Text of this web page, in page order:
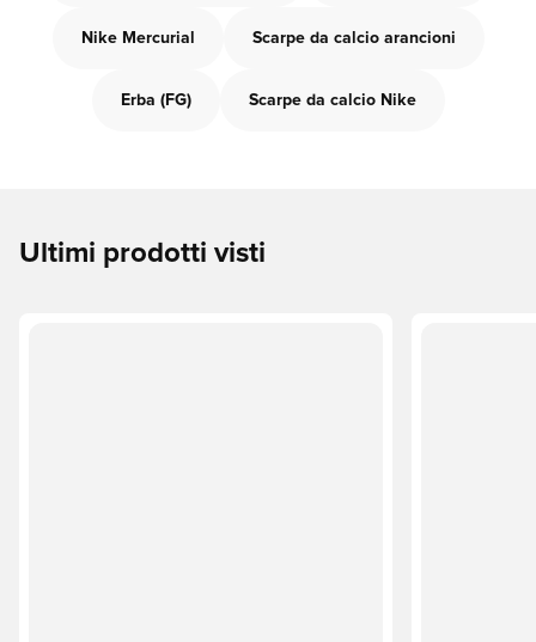
Nike Mercurial Scarpe da calcio arancioni
Erba (FG) Scarpe da calcio Nike
Ultimi prodotti visti